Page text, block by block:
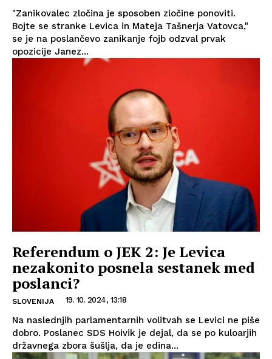
"Zanikovalec zločina je sposoben zločine ponoviti.
Bojte se stranke Levica in Mateja Tašnerja Vatovca,"
se je na poslančevo zanikanje fojb odzval prvak
opozicije Janez...
Referendum o JEK 2: Je Levica
nezakonito posnela sestanek med
poslanci?
SLOVENIJA 19. 10. 2024, 13:18
Na naslednjih parlamentarnih volitvah se Levici ne piše
dobro. Poslanec SDS Hoivik je dejal, da se po kuloarjih
državnega zbora šušlja, da je edina...